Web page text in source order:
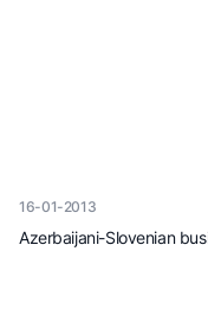
16-01-2013
Azerbaijani-Slovenian